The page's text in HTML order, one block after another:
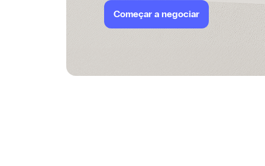
Começar a negociar